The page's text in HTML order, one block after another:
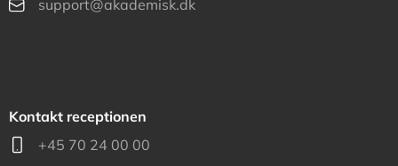
support@akademisk.dk
Kontakt receptionen
+45 70 24 00 00